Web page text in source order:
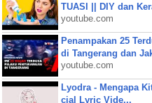
TUASI || DIY dan
youtube.com
Penampakan 25
di Tangerang dan
youtube.com
Lyodra - Mengapa
cial Lyric Vide...